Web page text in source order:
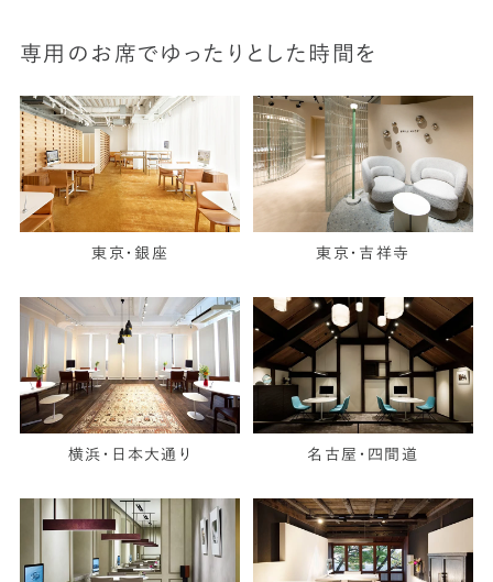
専用のお席でゆったりとした時間を
東京・銀座 東京・吉祥寺
横浜・日本大通り 名古屋・四間道